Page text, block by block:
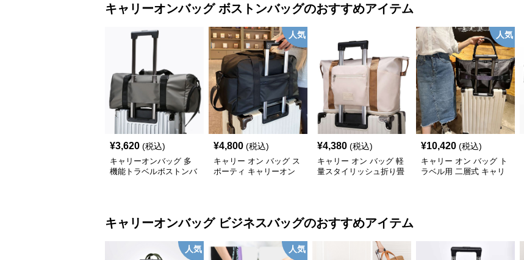
キャリーオンバッグ ボストンバッグのおすすめアイテム
¥3,620 (税込)
キャリーオンバッグ 多
機能トラベルボストンバ
人気
¥4,800 (税込)
キャリー オン バッグ ス
ポーティ キャリーオン
¥4,380 (税込)
キャリー オン バッグ 軽
量スタイリッシュ折り畳
人気
¥10,420 (税込)
キャリー オン バッグ ト
ラベル用 二層式 キャリ
キャリーオンバッグ ビジネスバッグのおすすめアイテム
人気 人気